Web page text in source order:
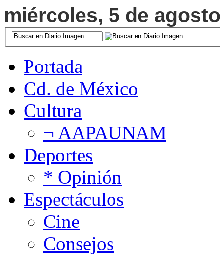
miércoles, 5 de
Portada
Cd. de México
Cultura
¬ AAPAUNAM
Deportes
* Opinión
Espectáculos
Cine
Consejos